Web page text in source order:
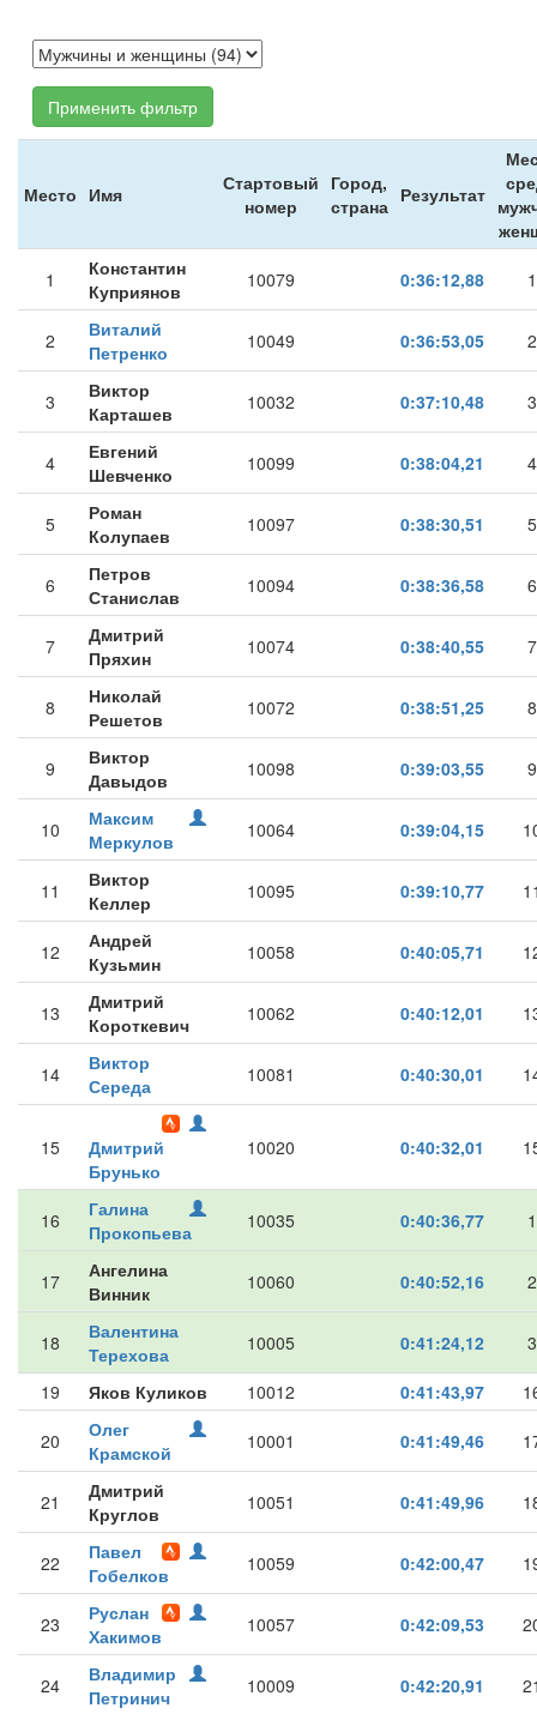
Применить фильтр
Место Имя
Стартовый
номер
Город,
страна Результат
1
Константин
Куприянов
10079 0:36:12,88 1
2
Виталий
Петренко
10049 0:36:53,05 2
3
Виктор
Карташев
10032 0:37:10,48 3
4
Евгений
Шевченко
10099 0:38:04,21 4
5
Роман
Колупаев
10097 0:38:30,51 5
6
Петров
Станислав
10094 0:38:36,58 6
7
Дмитрий
Пряхин
10074 0:38:40,55 7
8
Николай
Решетов
10072 0:38:51,25 8
9
Виктор
Давыдов
10098 0:39:03,55 9
10
Максим
Меркулов
10064 0:39:04,15
11
Виктор
Келлер
10095 0:39:10,77
12
Андрей
Кузьмин
10058 0:40:05,71
13
Дмитрий
Короткевич
10062 0:40:12,01
14
Виктор
Середа
10081 0:40:30,01
15
Дмитрий
Брунько
10020 0:40:32,01
16
Галина
Прокопьева
10035 0:40:36,77 1
17
Ангелина
Винник
10060 0:40:52,16 2
18
Валентина
Терехова
10005 0:41:24,12 3
19 Яков Куликов 10012 0:41:43,97
20
Олег
Крамской
10001 0:41:49,46
21
Дмитрий
Круглов
10051 0:41:49,96
22
Павел
Гобелков
10059 0:42:00,47
23
Руслан
Хакимов
10057 0:42:09,53
24
Владимир
Петринич
10009 0:42:20,91